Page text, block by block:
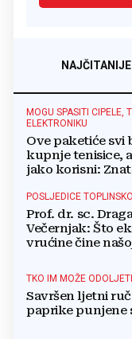
NAJČITANIJE
MOGU SPASITI CIPELE,
ELEKTRONIKU
Ove paketiće svi
kupnje tenisice,
jako korisni:
POSLJEDICE
Prof. dr. sc.
Večernjak: Što
vrućine čine
TKO IM MOŽE
Savršen ljetni
paprike punjene